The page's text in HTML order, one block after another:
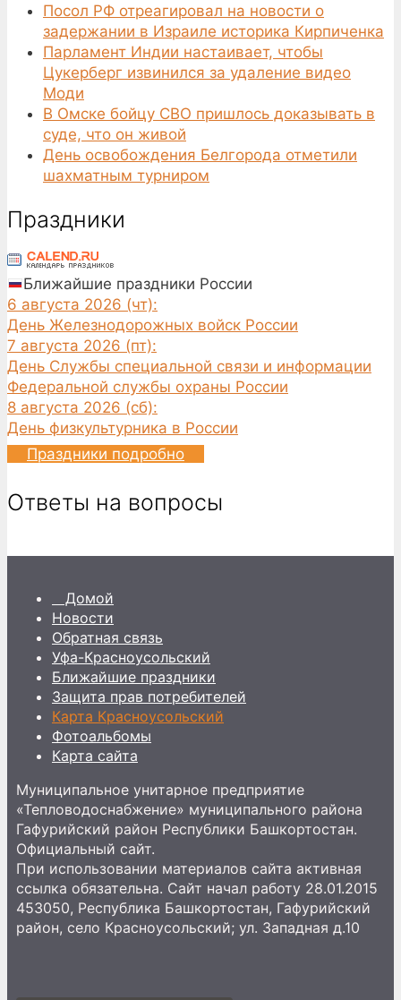
Посол РФ отреагировал на новости о
задержании в Израиле историка Кирпиченка
Парламент Индии настаивает, чтобы
Цукерберг извинился за удаление видео
Моди
В Омске бойцу СВО пришлось доказывать в
суде, что он живой
День освобождения Белгорода отметили
шахматным турниром
Праздники
Ближайшие праздники России
6 августа 2026 (чт):
День Железнодорожных войск России
7 августа 2026 (пт):
День Службы специальной связи и информации
Федеральной службы охраны России
8 августа 2026 (сб):
День физкультурника в России
Праздники подробно
Ответы на вопросы
Домой
Новости
Обратная связь
Уфа-Красноусольский
Ближайшие праздники
Защита прав потребителей
Карта Красноусольский
Фотоальбомы
Карта сайта
Муниципальное унитарное предприятие
«Тепловодоснабжение» муниципального района
Гафурийский район Республики Башкортостан.
Официальный сайт.
При использовании материалов сайта активная
ссылка обязательна. Сайт начал работу 28.01.2015
453050, Республика Башкортостан, Гафурийский
район, село Красноусольский; ул. Западная д.10